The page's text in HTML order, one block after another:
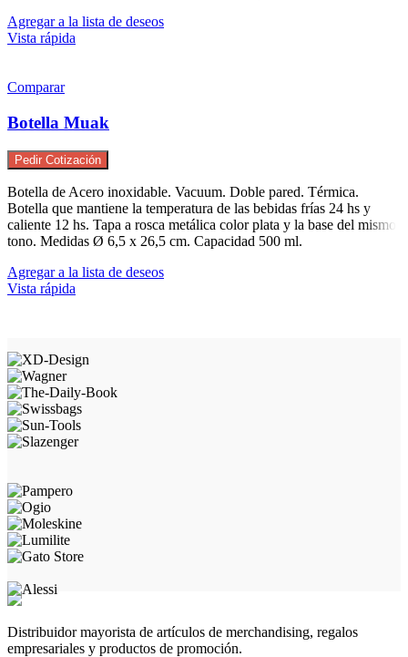
Agregar a la lista de deseos
Vista rápida
Comparar
Botella Muak
Pedir Cotización
Botella de Acero inoxidable. Vacuum. Doble pared. Térmica.
Botella que mantiene la temperatura de las bebidas frías 24 hs y
caliente 12 hs. Tapa a rosca metálica color plata y la base del mismo
tono. Medidas Ø 6,5 x 26,5 cm. Capacidad 500 ml.
Agregar a la lista de deseos
Vista rápida
Distribuidor mayorista de artículos de merchandising, regalos
empresariales y productos de promoción.